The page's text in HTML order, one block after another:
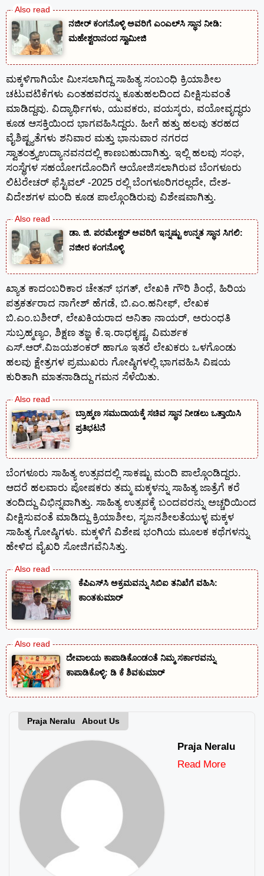
ನಜೀರ್ ಕಂಗನೊಳ್ಳಿ ಅವರಿಗೆ ಎಂಎಲ್‌ಸಿ ಸ್ಥಾನ ನೀಡಿ:
ಮಹೇಶ್ವರಾನಂದ ಸ್ವಾಮೀಜಿ
ಮಕ್ಕಳಿಗಾಗಿಯೇ ಮೀಸಲಾಗಿದ್ದ ಸಾಹಿತ್ಯ ಸಂಬಂಧಿ ಕ್ರಿಯಾಶೀಲ
ಚಟುವಟಿಕೆಗಳು ಎಂತಹವರನ್ನು ಕೂತುಹಲದಿಂದ ವೀಕ್ಷಿಸುವಂತೆ
ಮಾಡಿದ್ದವು. ವಿದ್ಯಾರ್ಥಿಗಳು, ಯುವಕರು, ವಯಸ್ಕರು, ವಯೋವೃದ್ಧರು
ಕೂಡ ಆಸಕ್ತಿಯಿಂದ ಭಾಗವಹಿಸಿದ್ದರು. ಹೀಗೆ ಹತ್ತು ಹಲವು ತರಹದ
ವೈಶಿಷ್ಟ್ಯತೆಗಳು ಶನಿವಾರ ಮತ್ತು ಭಾನುವಾರ ನಗರದ
ಸ್ವಾತಂತ್ರ್ಯಉದ್ಯಾನವನದಲ್ಲಿ ಕಾಣಬಹುದಾಗಿತ್ತು. ಇಲ್ಲಿ ಹಲವು ಸಂಘ,
ಸಂಸ್ಥೆಗಳ ಸಹಯೋಗದೊಂದಿಗೆ ಆಯೋಜಿಸಲಾಗಿರುವ ಬೆಂಗಳೂರು
ಲಿಟರೇಚರ್ ಫೆಸ್ಟಿವಲ್ -2025 ರಲ್ಲಿ ಬೆಂಗಳೂರಿಗರಲ್ಲದೇ, ದೇಶ-
ವಿದೇಶಗಳ ಮಂದಿ ಕೂಡ ಪಾಲ್ಗೊಂಡಿರುವು ವಿಶೇಷವಾಗಿತ್ತು.
ಡಾ. ಜಿ. ಪರಮೇಶ್ವರ್ ಅವರಿಗೆ ಇನ್ನಷ್ಟು ಉನ್ನತ ಸ್ಥಾನ ಸಿಗಲಿ:
ನಜೀರ ಕಂಗನೊಳ್ಳಿ
ಖ್ಯಾತ ಕಾದಂಬರಿಕಾರ ಚೇತನ್ ಭಗತ್, ಲೇಖಕಿ ಗೌರಿ ಶಿಂಧೆ, ಹಿರಿಯ
ಪತ್ರಕರ್ತರಾದ ನಾಗೇಶ್ ಹೆಗಡೆ, ಬಿ.ಎಂ.ಹನೀಫ್, ಲೇಖಕ
ಬಿ.ಎಂ.ಬಶೀರ್, ಲೇಖಕಿಯರಾದ ಅನಿತಾ ನಾಯರ್, ಅರುಂಧತಿ
ಸುಬ್ರಹ್ಮಣ್ಯಂ, ಶಿಕ್ಷಣ ತಜ್ಞ ಕೆ.ಇ.ರಾಧಕೃಷ್ಣ, ವಿಮರ್ಶಕ
ಎಸ್.ಆರ್.ವಿಜಯಶಂಕರ್ ಹಾಗೂ ಇತರೆ ಲೇಖಕರು ಒಳಗೊಂಡು
ಹಲವು ಕ್ಷೇತ್ರಗಳ ಪ್ರಮುಖರು ಗೋಷ್ಠಿಗಳಲ್ಲಿ ಭಾಗವಹಿಸಿ ವಿಷಯ
ಕುರಿತಾಗಿ ಮಾತನಾಡಿದ್ದು ಗಮನ ಸೆಳೆಯಿತು.
ಬ್ರಾಹ್ಮಣ ಸಮುದಾಯಕ್ಕೆ ಸಚಿವ ಸ್ಥಾನ ನೀಡಲು ಒತ್ತಾಯಿಸಿ
ಪ್ರತಿಭಟನೆ
ಬೆಂಗಳೂರು ಸಾಹಿತ್ಯ ಉತ್ಸವದಲ್ಲಿ ಸಾಕಷ್ಟು ಮಂದಿ ಪಾಲ್ಗೊಂಡಿದ್ದರು.
ಆದರೆ ಹಲವಾರು ಪೋಷಕರು ತಮ್ಮ ಮಕ್ಕಳನ್ನು ಸಾಹಿತ್ಯ ಜಾತ್ರೆಗೆ ಕರೆ
ತಂದಿದ್ದು ವಿಭಿನ್ನವಾಗಿತ್ತು. ಸಾಹಿತ್ಯ ಉತ್ಸವಕ್ಕೆ ಬಂದವರನ್ನು ಅಚ್ಚರಿಯಿಂದ
ವೀಕ್ಷಿಸುವಂತೆ ಮಾಡಿದ್ದು ಕ್ರಿಯಾಶೀಲ, ಸೃಜನಶೀಲತೆಯುಳ್ಳ ಮಕ್ಕಳ
ಸಾಹಿತ್ಯ ಗೋಷ್ಠಿಗಳು. ಮಕ್ಕಳಿಗೆ ವಿಶೇಷ ಭಂಗಿಯ ಮೂಲಕ ಕಥೆಗಳನ್ನು
ಹೇಳಿದ ವೈಖರಿ ಸೋಜಿಗವೆನಿಸಿತ್ತು.
ಕೆಪಿಎಸ್‍ಸಿ ಅಕ್ರಮವನ್ನು ಸಿಬಿಐ ತನಿಖೆಗೆ ವಹಿಸಿ:
ಕಾಂತಕುಮಾರ್
ದೇವಾಲಯ ಕಾಪಾಡಿಕೊಂಡಂತೆ ನಿಮ್ಮ ಸರ್ಕಾರವನ್ನು
ಕಾಪಾಡಿಕೊಳ್ಳಿ: ಡಿ ಕೆ ಶಿವಕುಮಾರ್
Praja Neralu About Us
Praja Neralu
Read More